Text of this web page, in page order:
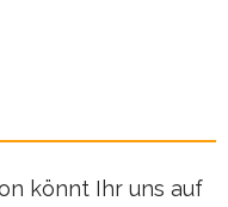
könnt Ihr uns auf